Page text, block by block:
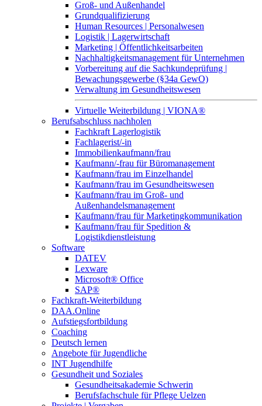
Groß- und Außenhandel
Grundqualifizierung
Human Resources | Personalwesen
Logistik | Lagerwirtschaft
Marketing | Öffentlichkeitsarbeiten
Nachhaltigkeitsmanagement für Unternehmen
Vorbereitung auf die Sachkundeprüfung |
Bewachungsgewerbe (§34a GewO)
Verwaltung im Gesundheitswesen
Virtuelle Weiterbildung | VIONA®
Berufsabschluss nachholen
Fachkraft Lagerlogistik
Fachlagerist/-in
Immobilienkaufmann/frau
Kaufmann/-frau für Büromanagement
Kaufmann/frau im Einzelhandel
Kaufmann/frau im Gesundheitswesen
Kaufmann/frau im Groß- und
Außenhandelsmanagement
Kaufmann/frau für Marketingkommunikation
Kaufmann/frau für Spedition &
Logistikdienstleistung
Software
DATEV
Lexware
Microsoft® Office
SAP®
Fachkraft-Weiterbildung
DAA.Online
Aufstiegsfortbildung
Coaching
Deutsch lernen
Angebote für Jugendliche
INT Jugendhilfe
Gesundheit und Soziales
Gesundheitsakademie Schwerin
Berufsfachschule für Pflege Uelzen